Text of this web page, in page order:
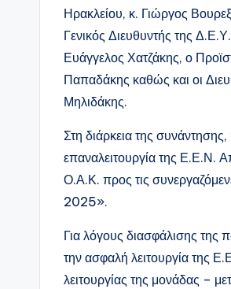
Ηρακλείου, κ. Γιώργος
Γενικός Διευθυντής της
Ευάγγελος Χατζάκης, ο
Παπαδάκης καθώς και οι
Μηλιδάκης.
Στη διάρκεια της
επαναλειτουργία της Ε.Ε.Ν.
Ο.Α.Κ. προς τις
2025».
Για λόγους διασφάλισης της
την ασφαλή λειτουργία της
λειτουργίας της μονάδας –